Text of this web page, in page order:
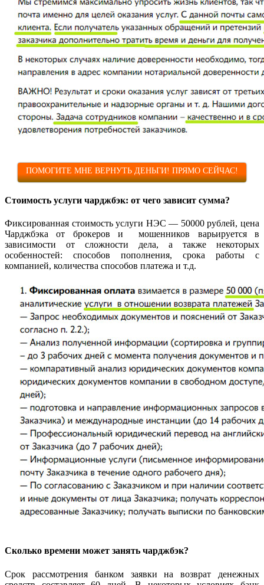
ПОМОГИТЕ МНЕ ВЕРНУТЬ ДЕНЬГИ! ПРЯМО СЕЙЧАС!
Стоимость услуги чарджбэк: от чего зависит сумма?
Фиксированная стоимость услуги НЭС — 50000 рублей, цена
Чарджбэка от брокеров и мошенников варьируется в
зависимости от сложности дела, а также некоторых
особенностей: способов пополнения, срока работы с
компанией, количества способов платежа и т.д.
Сколько времени может занять чарджбэк?
Срок рассмотрения банком заявки на возврат денежных